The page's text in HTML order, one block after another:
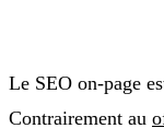
Le SEO on-page
Contrairement au